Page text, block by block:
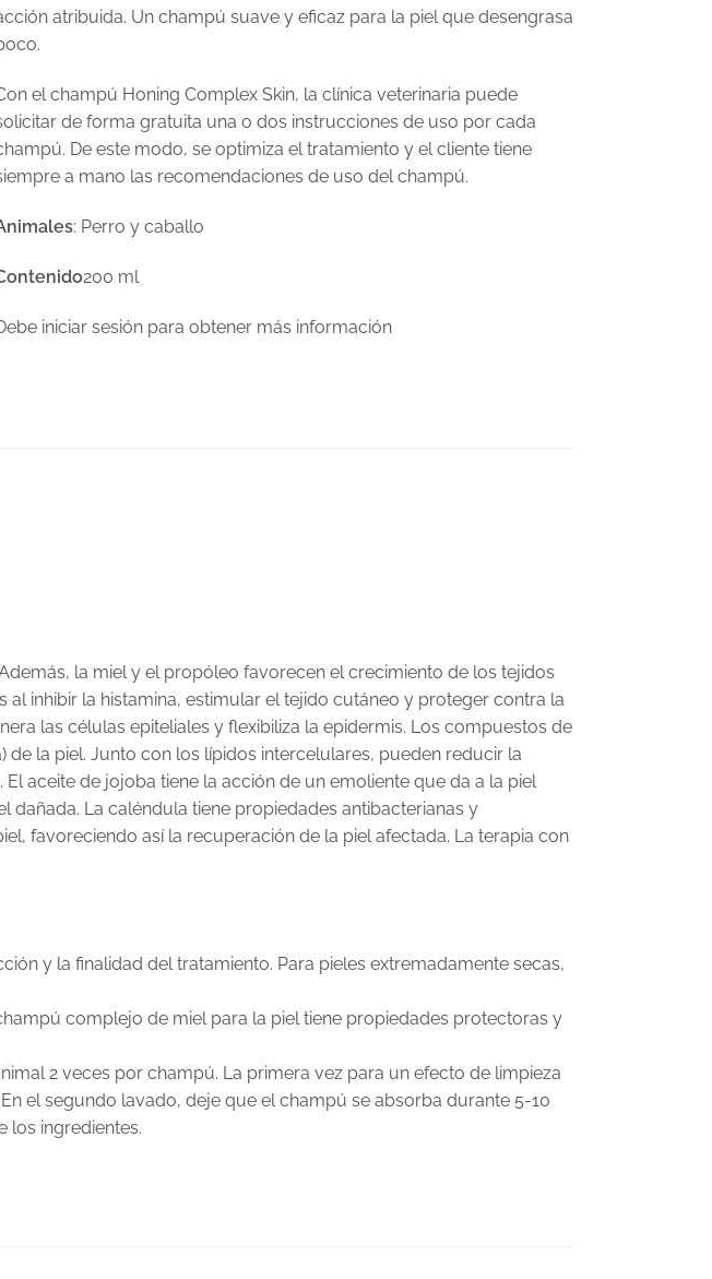
atribuida. Un champú suave y eficaz para la piel que desengrasa
el champú Honing Complex Skin, la clínica veterinaria puede
de forma gratuita una o dos instrucciones de uso por cada
De este modo, se optimiza el tratamiento y el cliente tiene
a mano las recomendaciones de uso del champú.
: Perro y caballo
200 ml
iniciar sesión para obtener más información
la miel y el propóleo favorecen el crecimiento de los tejidos
inhibir la histamina, estimular el tejido cutáneo y proteger contra la
las células epiteliales y flexibiliza la epidermis. Los compuestos de
la piel. Junto con los lípidos intercelulares, pueden reducir la
aceite de jojoba tiene la acción de un emoliente que da a la piel
dañada. La caléndula tiene propiedades antibacterianas y
favoreciendo así la recuperación de la piel afectada. La terapia con
y la finalidad del tratamiento. Para pieles extremadamente secas,
complejo de miel para la piel tiene propiedades protectoras y
2 veces por champú. La primera vez para un efecto de limpieza
el segundo lavado, deje que el champú se absorba durante 5-10
los ingredientes.